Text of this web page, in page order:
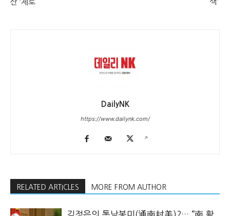
산 ‘제로’ 색”
DailyNK
https://www.dailynk.com/
RELATED ARTICLES MORE FROM AUTHOR
김정은의 통남봉미(通南封美)?… “南 활